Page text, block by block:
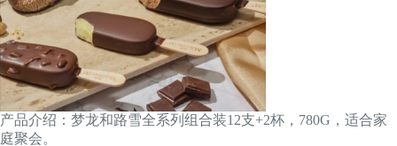
产品介绍：梦龙和路雪全系列组合装12支+2杯，780G，适合家
庭聚会。